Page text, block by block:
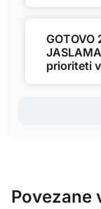
GOTOVO
prioriteti
Povezane